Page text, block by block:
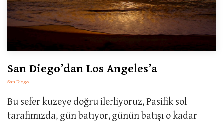
San Diego’dan Los Angeles’a
San Diego
Bu sefer kuzeye doğru ilerliyoruz, Pasifik sol
tarafımızda, gün batıyor, günün batışı o kadar